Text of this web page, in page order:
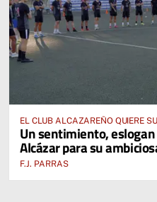
EL CLUB ALCAZAREÑO QUIERE
PASADO E INCLUSO
Un sentimiento,
Alcázar para su
F.J. PARRAS